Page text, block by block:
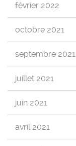
février 2022
octobre 2021
septembre 2021
juillet 2021
juin 2021
avril 2021